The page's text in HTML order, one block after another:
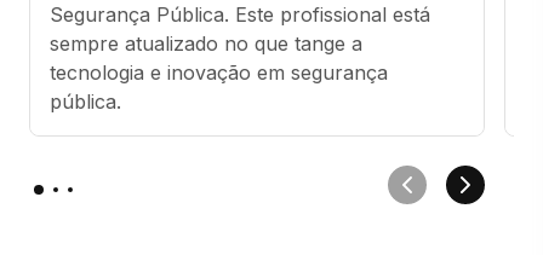
Segurança Pública. Este profissional está
sempre atualizado no que tange a
tecnologia e inovação em segurança
pública.